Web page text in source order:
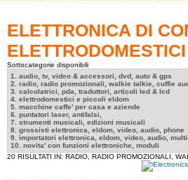
ELETTRONICA DI
ELETTRODOMESTICI
Sottocategorie disponibili
1. audio, tv, video & accessori, dvd, auto & gps
2. radio, radio promozionali, walkie talkie, cuffie
3. calcolatrici, pda, traduttori, articoli led & lcd
4. elettrodomestici e piccoli eldom
5. macchine caffe' per casa e aziende
6. puntatori laser, antifalsi,
7. strumenti musicali, edizioni musicali
8. grossisti elettronica, eldom, video, audio, phone
9. importatori elettronica, eldom, video, audio,
10. novita' con funzioni elettroniche, moduli
20 RISULTATI IN: RADIO, RADIO PROMOZIONALI,